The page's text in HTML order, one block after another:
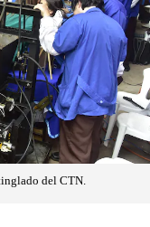
del CTN.